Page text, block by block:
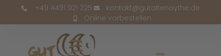
+49 4491 921 225
kontakt@gutaltenoythe.de
Online vorbestellen